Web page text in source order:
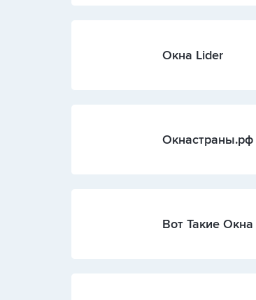
Окна Lider
Окнастраны.рф
Вот Такие Окна